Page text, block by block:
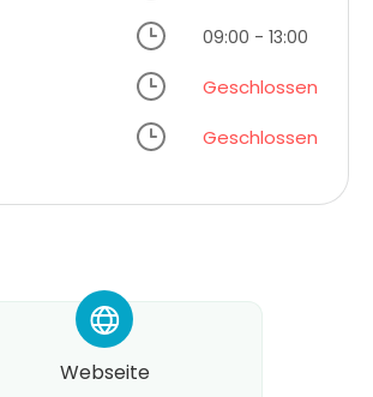
09:00 - 13:00
Geschlossen
Geschlossen
*
Webseite